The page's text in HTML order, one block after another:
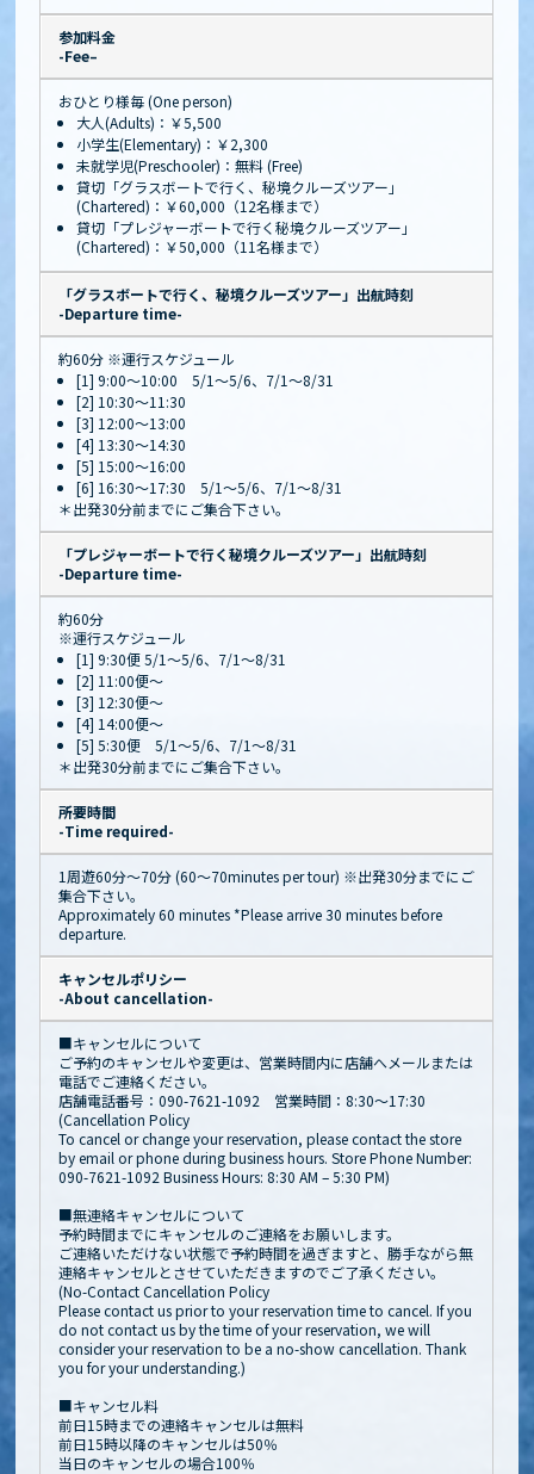
参加料金
-Fee–
おひとり様毎 (One person)
大人(Adults)：￥5,500
小学生(Elementary)：￥2,300
未就学児(Preschooler)：無料 (Free)
貸切「グラスボートで行く、秘境クルーズツアー」
(Chartered)：￥60,000（12名様まで）
貸切「プレジャーボートで行く秘境クルーズツアー」
(Chartered)：￥50,000（11名様まで）
「グラスボートで行く、秘境クルーズツアー」出航時刻
-Departure time-
約60分 ※運行スケジュール
[1] 9:00～10:00 5/1～5/6、7/1～8/31
[2] 10:30～11:30
[3] 12:00～13:00
[4] 13:30～14:30
[5] 15:00～16:00
[6] 16:30～17:30 5/1～5/6、7/1～8/31
＊出発30分前までにご集合下さい。
「プレジャーボートで行く秘境クルーズツアー」出航時刻
-Departure time-
約60分
※運行スケジュール
[1] 9:30便 5/1～5/6、7/1～8/31
[2] 11:00便～
[3] 12:30便～
[4] 14:00便～
[5] 5:30便 5/1～5/6、7/1～8/31
＊出発30分前までにご集合下さい。
所要時間
-Time required-
1周遊60分〜70分 (60～70minutes per tour) ※出発30分までにご
集合下さい。
Approximately 60 minutes *Please arrive 30 minutes before
departure.
キャンセルポリシー
-About cancellation-
■キャンセルについて
ご予約のキャンセルや変更は、営業時間内に店舗へメールまたは
電話でご連絡ください。
店舗電話番号：090-7621-1092 営業時間：8:30～17:30
(Cancellation Policy
To cancel or change your reservation, please contact the store
by email or phone during business hours. Store Phone Number:
090-7621-1092 Business Hours: 8:30 AM – 5:30 PM)
■無連絡キャンセルについて
予約時間までにキャンセルのご連絡をお願いします。
ご連絡いただけない状態で予約時間を過ぎますと、勝手ながら無
連絡キャンセルとさせていただきますのでご了承ください。
(No-Contact Cancellation Policy
Please contact us prior to your reservation time to cancel. If you
do not contact us by the time of your reservation, we will
consider your reservation to be a no-show cancellation. Thank
you for your understanding.)
■キャンセル料
前日15時までの連絡キャンセルは無料
前日15時以降のキャンセルは50％
当日のキャンセルの場合100％